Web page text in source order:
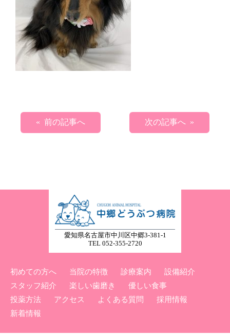
« 前の記事へ 次の記事へ »
愛知県名古屋市中川区中郷3-381-1
TEL 052-355-2720
初めての方へ 当院の特徴 診療案内
設備紹介
スタッフ紹介
楽しい歯磨き
優しい食事
投薬方法
アクセス よくある質問
採用情報
新着情報